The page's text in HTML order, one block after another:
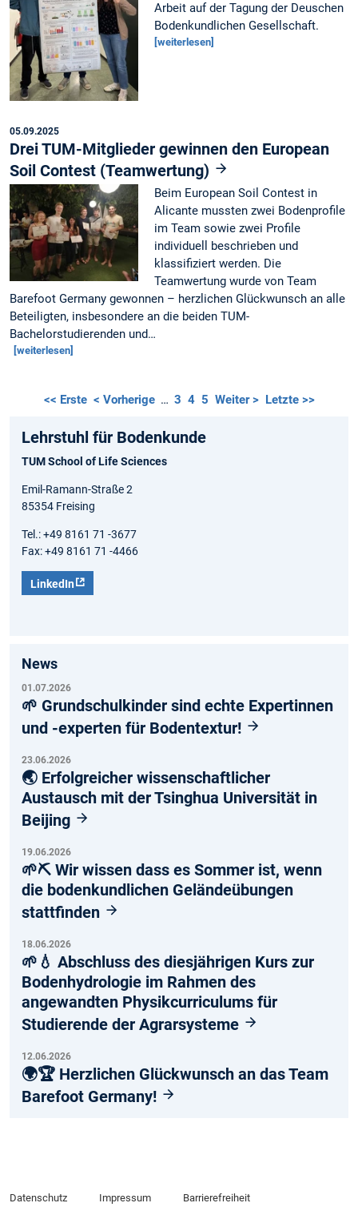
Arbeit auf der Tagung der Deuschen
Bodenkundlichen Gesellschaft.
[weiterlesen]
05.09.2025
Drei TUM-Mitglieder gewinnen den European
Soil Contest (Teamwertung)
Beim European Soil Contest in
Alicante mussten zwei Bodenprofile
im Team sowie zwei Profile
individuell beschrieben und
klassifiziert werden. Die
Teamwertung wurde von Team
Barefoot Germany gewonnen – herzlichen Glückwunsch an alle
Beteiligten, insbesondere an die beiden TUM-
Bachelorstudierenden und…
[weiterlesen]
<< Erste < Vorherige … 3 4 5 Weiter > Letzte >>
Lehrstuhl für Bodenkunde
TUM School of Life Sciences
Emil-Ramann-Straße 2
85354 Freising
Tel.: +49 8161 71 -3677
Fax: +49 8161 71 -4466
LinkedIn
News
01.07.2026
🌱 Grundschulkinder sind echte Expertinnen
und -experten für Bodentextur!
23.06.2026
🌏 Erfolgreicher wissenschaftlicher
Austausch mit der Tsinghua Universität in
Beijing
19.06.2026
🌱⛏️ Wir wissen dass es Sommer ist, wenn
die bodenkundlichen Geländeübungen
stattfinden
18.06.2026
🌱💧 Abschluss des diesjährigen Kurs zur
Bodenhydrologie im Rahmen des
angewandten Physikcurriculums für
Studierende der Agrarsysteme
12.06.2026
🌍🏆 Herzlichen Glückwunsch an das Team
Barefoot Germany!
Datenschutz Impressum Barrierefreiheit